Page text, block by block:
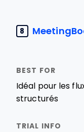
8
Idéal pour les
structurés